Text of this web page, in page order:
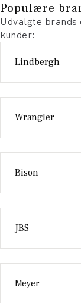
Populære
Udvalgte
kunder:
Lindbergh
Wrangler
Bison
JBS
Meyer